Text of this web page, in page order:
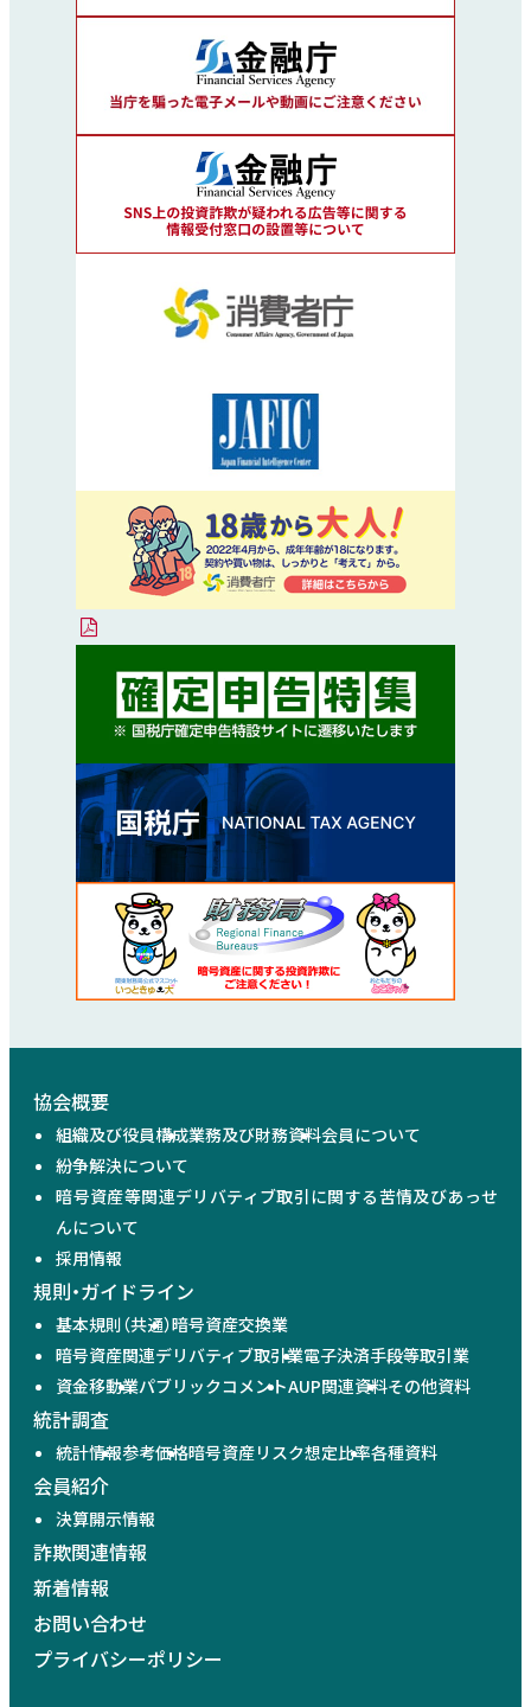
協会概要
組織及び役員構成業務及び財務資料会員について
紛争解決について
暗号資産等関連デリバティブ取引に関する苦情及びあっせ
んについて
採用情報
規則・ガイドライン
基本規則（共通）暗号資産交換業
暗号資産関連デリバティブ取引業電子決済手段等取引業
資金移動業パブリックコメントAUP関連資料その他資料
統計調査
統計情報参考価格暗号資産リスク想定比率各種資料
会員紹介
決算開示情報
詐欺関連情報
新着情報
お問い合わせ
プライバシーポリシー